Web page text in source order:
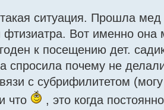
ситуация. Прошла
фтизиатра. Вот именно она
к посещению дет.
спросила почему не
с субрифилитетом
что
, это когда